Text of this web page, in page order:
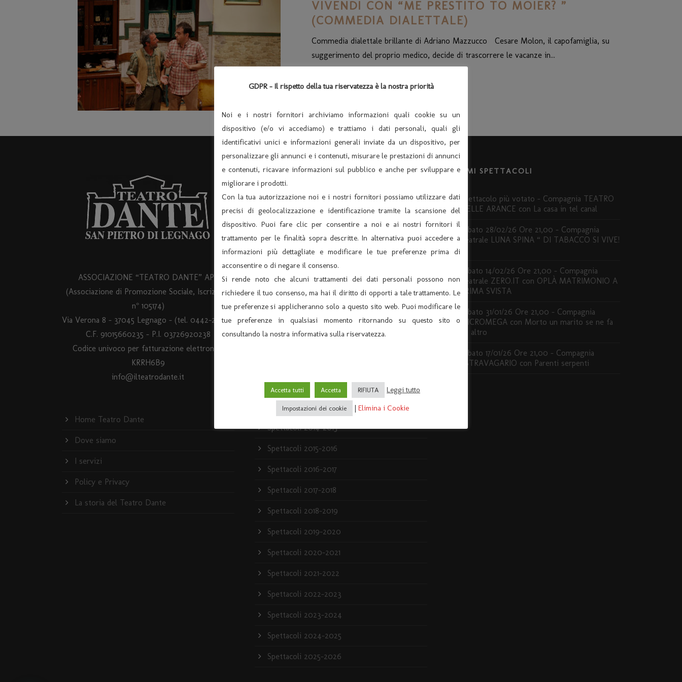
VIVENDI CON “ME PRESTITO TO MOIER? ”
(COMMEDIA DIALETTALE)
Commedia dialettale brillante di Adriano Mazzucco Cesare Molon, il capofamiglia, su
suggerimento del proprio medico, decide di trascorrere le vacanze in...
Leggi di più
ASSOCIAZIONE “TEATRO DANTE” APS
(Associazione di Promozione Sociale, Iscrizione
n° 105174)
Via Verona 8 – 37045 Legnago – (tel. 0442-25544)
C.F. 91015660235 - P.I. 03726920238
Codice univoco per fatturazione elettronica
KRRH6B9
info@ilteatrodante.it
Home Teatro Dante
Dove siamo
I servizi
Policy e Privacy
La storia del Teatro Dante
ARCHIVIO
Archivio News
Archivio Spettacoli
News
Rassegna stampa
Spettacoli 2007-2008
Spettacoli 2008-2009
Spettacoli 2009-2010
Spettacoli 2012-2013
Spettacoli 2013-2014
Spettacoli 2014-2015
Spettacoli 2015-2016
Spettacoli 2016-2017
Spettacoli 2017-2018
Spettacoli 2018-2019
Spettacoli 2019-2020
Spettacoli 2020-2021
Spettacoli 2021-2022
Spettacoli 2022-2023
Spettacoli 2023-2024
Spettacoli 2024-2025
Spettacoli 2025-2026
ULTIMI SPETTACOLI
Spettacolo più votato – Compagnia TEATRO
DELLE ARANCE con La casa in tel canal
Sabato 28/02/26 Ore 21,00 – Compagnia
Teatrale LUNA SPINA “ DI TABACCO SI VIVE!
Sabato 14/02/26 Ore 21,00 – Compagnia
Teatrale ZERO.IT con OPLÀ MATRIMONIO A
PRIMA SVISTA
Sabato 31/01/26 Ore 21,00 – Compagnia
MICROMEGA con Morto un marito se ne fa
un altro
Sabato 17/01/26 Ore 21,00 – Compagnia
ESTRAVAGARIO con Parenti serpenti
GDPR - Il rispetto della tua riservatezza è la nostra priorità
Noi e i nostri fornitori archiviamo informazioni quali cookie su un
dispositivo (e/o vi accediamo) e trattiamo i dati personali, quali gli
identificativi unici e informazioni generali inviate da un dispositivo, per
personalizzare gli annunci e i contenuti, misurare le prestazioni di annunci
e contenuti, ricavare informazioni sul pubblico e anche per sviluppare e
migliorare i prodotti.
Con la tua autorizzazione noi e i nostri fornitori possiamo utilizzare dati
precisi di geolocalizzazione e identificazione tramite la scansione del
dispositivo. Puoi fare clic per consentire a noi e ai nostri fornitori il
trattamento per le finalità sopra descritte. In alternativa puoi accedere a
informazioni più dettagliate e modificare le tue preferenze prima di
acconsentire o di negare il consenso.
Si rende noto che alcuni trattamenti dei dati personali possono non
richiedere il tuo consenso, ma hai il diritto di opporti a tale trattamento. Le
tue preferenze si applicheranno solo a questo sito web. Puoi modificare le
tue preferenze in qualsiasi momento ritornando su questo sito o
consultando la nostra informativa sulla riservatezza.
Accetta tutti Accetta RIFIUTA Leggi tutto
Impostazioni dei cookie | Elimina i Cookie